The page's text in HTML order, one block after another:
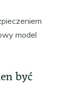
model
być